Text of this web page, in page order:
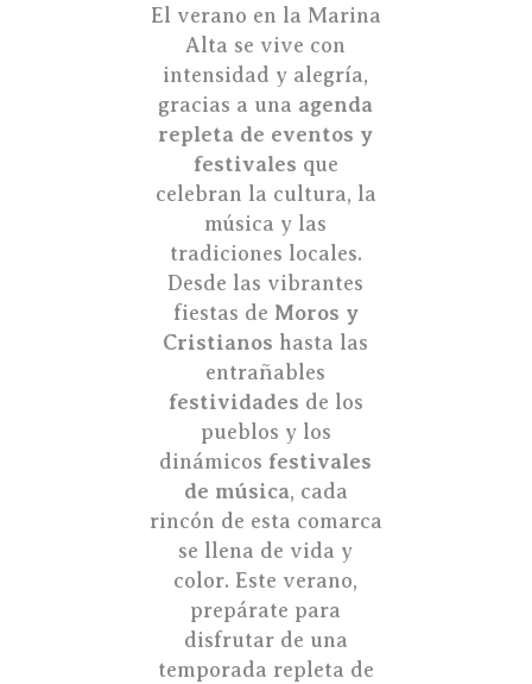
El verano en la Marina
Alta se vive con
intensidad y alegría,
gracias a una agenda
repleta de eventos y
festivales que
celebran la cultura, la
música y las
tradiciones locales.
Desde las vibrantes
fiestas de Moros y
Cristianos hasta las
entrañables
festividades de los
pueblos y los
dinámicos festivales
de música, cada
rincón de esta comarca
se llena de vida y
color. Este verano,
prepárate para
disfrutar de una
temporada repleta de